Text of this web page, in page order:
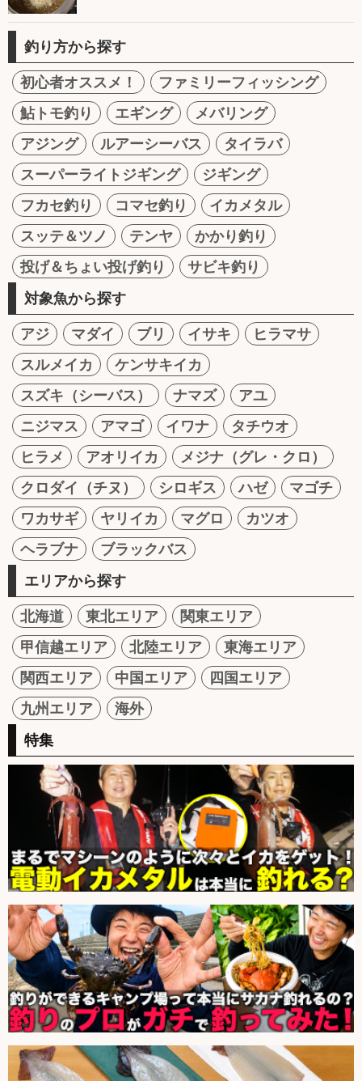
釣り方から探す
初心者オススメ！
ファミリーフィッシング
鮎トモ釣り
エギング
メバリング
アジング
ルアーシーバス
タイラバ
スーパーライトジギング
ジギング
フカセ釣り
コマセ釣り
イカメタル
スッテ＆ツノ
テンヤ
かかり釣り
投げ＆ちょい投げ釣り
サビキ釣り
対象魚から探す
アジ マダイ ブリ イサキ
ヒラマサ
スルメイカ
ケンサキイカ
スズキ（シーバス）
ナマズ
アユ
ニジマス
アマゴ イワナ
タチウオ
ヒラメ
アオリイカ
メジナ（グレ・クロ）
クロダイ（チヌ）
シロギス ハゼ
マゴチ
ワカサギ
ヤリイカ マグロ
カツオ
ヘラブナ
ブラックバス
エリアから探す
北海道 東北エリア
関東エリア
甲信越エリア
北陸エリア
東海エリア
関西エリア
中国エリア
四国エリア
九州エリア
海外
特集